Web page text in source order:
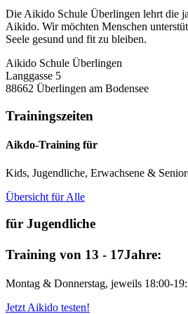
Die Aikido Schule Überlingen lehrt die
Aikido. Wir möchten Menschen
Seele gesund und fit zu bleiben.
Aikido Schule Überlingen
Langgasse 5
88662 Überlingen am Bodensee
Trainingszeiten
Aikdo-Training für
Kids, Jugendliche, Erwachsene &
Übersicht für Alle
für Jugendliche
Training von 13 - 17Jahre:
Montag & Donnerstag, jeweils 18:00-
Jetzt Aikido testen!